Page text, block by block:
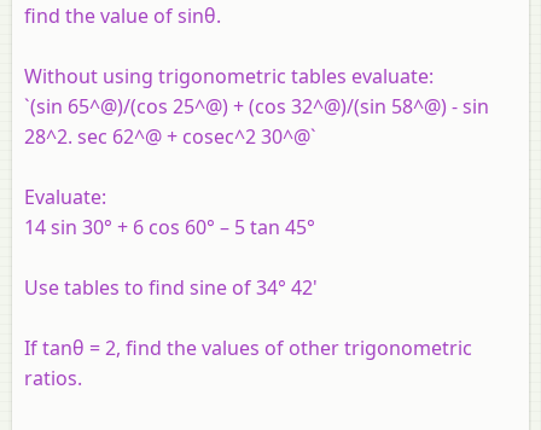
find the value of sinθ.
Without using trigonometric tables evaluate:
`(sin 65^@)/(cos 25^@) + (cos 32^@)/(sin 58^@) - sin
28^2. sec 62^@ + cosec^2 30^@`
Evaluate:
14 sin 30° + 6 cos 60° – 5 tan 45°
Use tables to find sine of 34° 42'
If tanθ = 2, find the values of other trigonometric
ratios.